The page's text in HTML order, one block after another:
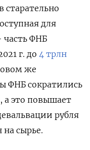
старательно
для
ФНБ
г. до 4 трлн
же
ФНБ сократились
, а это повышает
рубля
сырье.